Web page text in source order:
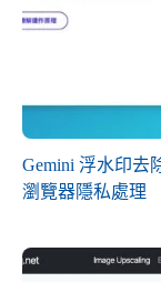
Gemini 浮水印去
瀏覽器隱私處理